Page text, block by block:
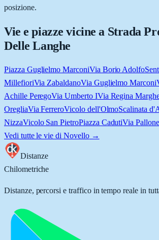
posizione.
Vie e piazze vicine a Strada
Delle Langhe
Piazza Guglielmo MarconiVia Borio Adolfo
MillefioriVia ZabaldanoVia Guglielmo Marconi
Achille PeregoVia Umberto IVia Regina
OregliaVia FerreroVicolo dell'OlmoScalinata
NizzaVicolo San PietroPiazza CadutiVia Pallone
Vedi tutte le vie di Novello→
Distanze
Chilometriche
Distanze, percorsi e traffico in tempo reale in